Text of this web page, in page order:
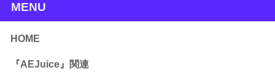
MENU
HOME
『AEJuice』関連